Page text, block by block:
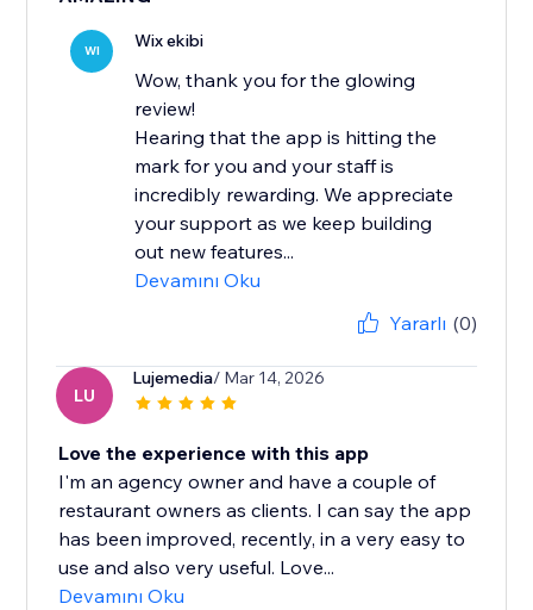
WI Wix ekibi
Wow, thank you for the glowing
review!
Hearing that the app is hitting the
mark for you and your staff is
incredibly rewarding. We appreciate
your support as we keep building
out new features...
Devamını Oku
Yararlı (0)
LU
Lujemedia/ Mar 14, 2026
Love the experience with this app
I'm an agency owner and have a couple of
restaurant owners as clients. I can say the app
has been improved, recently, in a very easy to
use and also very useful. Love...
Devamını Oku